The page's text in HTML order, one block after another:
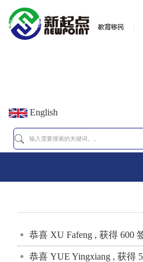
English
恭喜 XU Fafeng , 获得 600
恭喜 YUE Yingxiang , 获得